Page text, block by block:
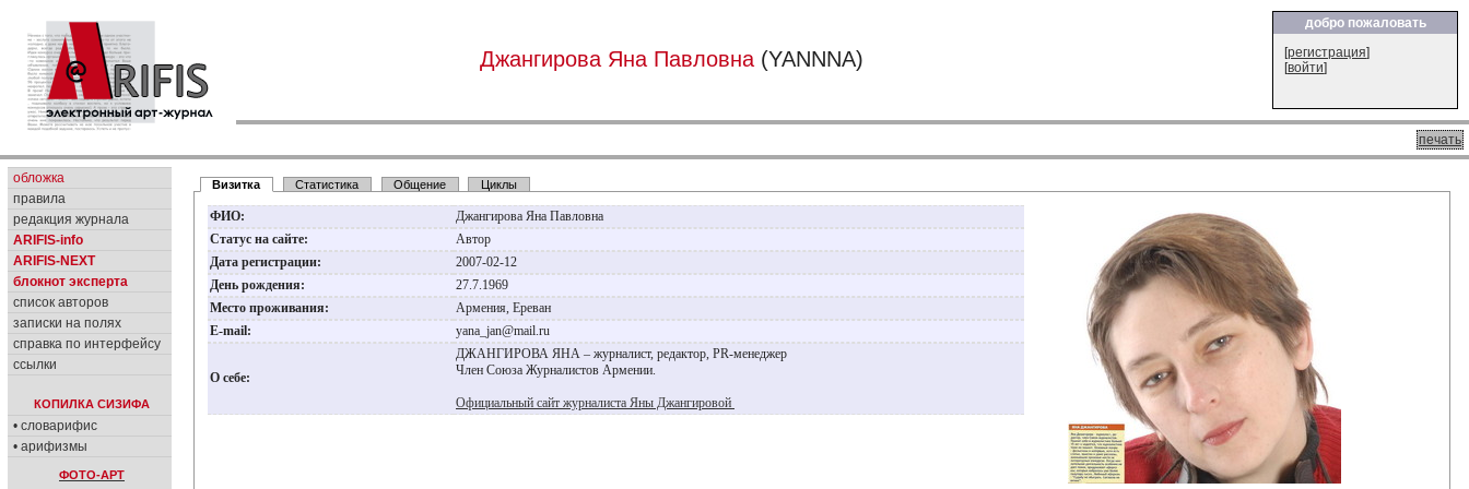
Джангирова Яна Павловна (YANNNA)
добро пожаловать
[регистрация]
[войти]
печать
обложка
правила
редакция журнала
ARIFIS-info
ARIFIS-NEXT
блокнот эксперта
список авторов
записки на полях
справка по интерфейсу
ссылки
КОПИЛКА СИЗИФА
• словарифис
• арифизмы
ФОТО-АРТ
Визитка Статистика Общение Циклы
ФИО:
Джангирова Яна Павловна
Статус на сайте:
Автор
Дата регистрации:
2007-02-12
День рождения:
27.7.1969
Место проживания:
Армения, Ереван
E-mail:
yana_jan@mail.ru
О себе:
ДЖАНГИРОВА ЯНА – журналист, редактор, PR-менеджер
Член Союза Журналистов Армении.
Официальный сайт журналиста Яны Джангировой